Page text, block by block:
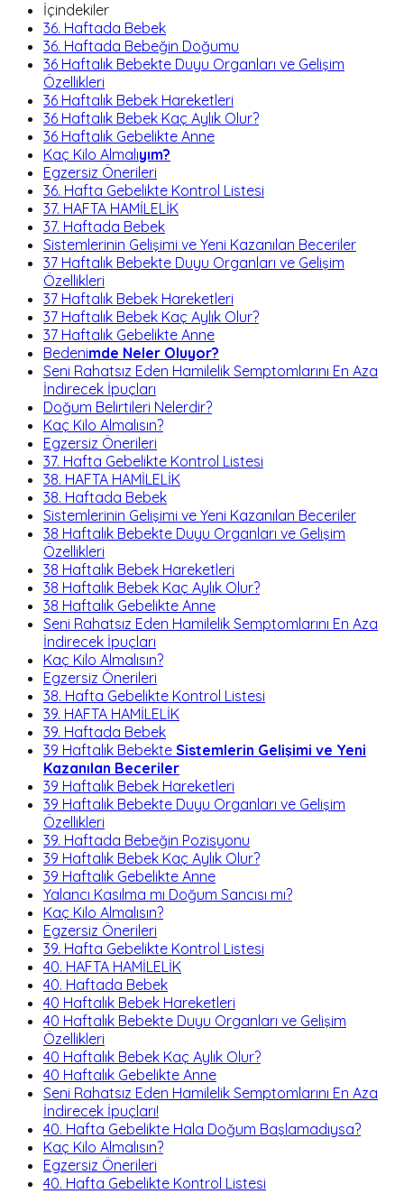
İçindekiler
36. Haftada Bebek
36. Haftada Bebeğin Doğumu
36 Haftalık Bebekte Duyu Organları ve Gelişim
Özellikleri
36 Haftalık Bebek Hareketleri
36 Haftalık Bebek Kaç Aylık Olur?
36 Haftalık Gebelikte Anne
Kaç Kilo Almalıyım?
Egzersiz Önerileri
36. Hafta Gebelikte Kontrol Listesi
37. HAFTA HAMİLELİK
37. Haftada Bebek
Sistemlerinin Gelişimi ve Yeni Kazanılan Beceriler
37 Haftalık Bebekte Duyu Organları ve Gelişim
Özellikleri
37 Haftalık Bebek Hareketleri
37 Haftalık Bebek Kaç Aylık Olur?
37 Haftalık Gebelikte Anne
Bedenimde Neler Oluyor?
Seni Rahatsız Eden Hamilelik Semptomlarını En Aza
İndirecek İpuçları
Doğum Belirtileri Nelerdir?
Kaç Kilo Almalısın?
Egzersiz Önerileri
37. Hafta Gebelikte Kontrol Listesi
38. HAFTA HAMİLELİK
38. Haftada Bebek
Sistemlerinin Gelişimi ve Yeni Kazanılan Beceriler
38 Haftalık Bebekte Duyu Organları ve Gelişim
Özellikleri
38 Haftalık Bebek Hareketleri
38 Haftalık Bebek Kaç Aylık Olur?
38 Haftalık Gebelikte Anne
Seni Rahatsız Eden Hamilelik Semptomlarını En Aza
İndirecek İpuçları
Kaç Kilo Almalısın?
Egzersiz Önerileri
38. Hafta Gebelikte Kontrol Listesi
39. HAFTA HAMİLELİK
39. Haftada Bebek
39 Haftalık Bebekte Sistemlerin Gelişimi ve Yeni
Kazanılan Beceriler
39 Haftalık Bebek Hareketleri
39 Haftalık Bebekte Duyu Organları ve Gelişim
Özellikleri
39. Haftada Bebeğin Pozisyonu
39 Haftalık Bebek Kaç Aylık Olur?
39 Haftalık Gebelikte Anne
Yalancı Kasılma mı Doğum Sancısı mı?
Kaç Kilo Almalısın?
Egzersiz Önerileri
39. Hafta Gebelikte Kontrol Listesi
40. HAFTA HAMİLELİK
40. Haftada Bebek
40 Haftalık Bebek Hareketleri
40 Haftalık Bebekte Duyu Organları ve Gelişim
Özellikleri
40 Haftalık Bebek Kaç Aylık Olur?
40 Haftalık Gebelikte Anne
Seni Rahatsız Eden Hamilelik Semptomlarını En Aza
İndirecek İpuçları!
40. Hafta Gebelikte Hala Doğum Başlamadıysa?
Kaç Kilo Almalısın?
Egzersiz Önerileri
40. Hafta Gebelikte Kontrol Listesi